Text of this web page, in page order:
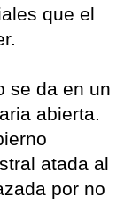
que el
se da en un
abierta.
atada al
por no